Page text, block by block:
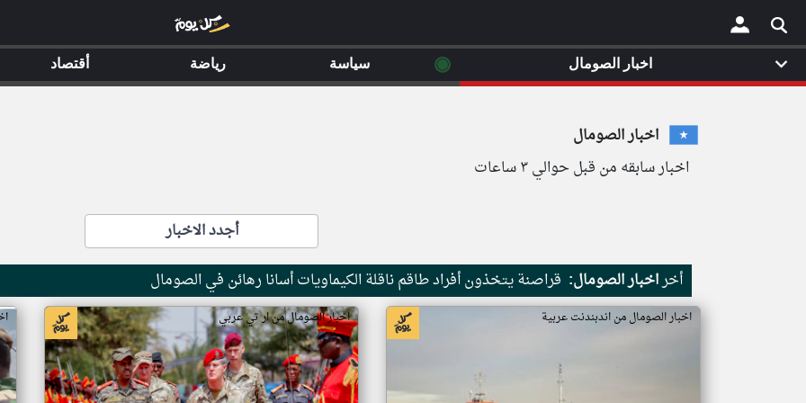
×
اخبار الصومال
اخبار سابقه من قبل حوالي ٣ ساعات
أجدد الاخبار
أخراخبار الصومال: قراصنة يتخذون أفراد طاقم ناقلة الكيماويات أسانا رهائن في الصومال
اخبار الصومال من اندبندنت عربية اخبار الصومال من ار تي عربي
اخبار الصومال ◉ سياسة رياضة أقتصاد